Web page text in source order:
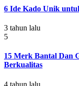
6 Ide Kado Unik
3 tahun lalu
5
15 Merk Bantal Dan
Berkualitas
4 tahun lalu